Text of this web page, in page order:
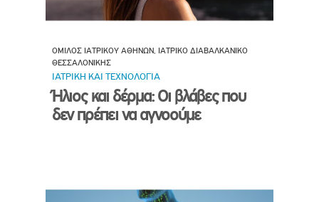
ΟΜΙΛΟΣ ΙΑΤΡΙΚΟΥ ΑΘΗΝΩΝ, ΙΑΤΡΙΚΟ ΔΙΑΒΑΛΚΑΝΙΚΟ
ΘΕΣΣΑΛΟΝΙΚΗΣ
ΙΑΤΡΙΚΗ ΚΑΙ ΤΕΧΝΟΛΟΓΙΑ
Ήλιος και δέρμα: Οι βλάβες που
δεν πρέπει να αγνοούμε